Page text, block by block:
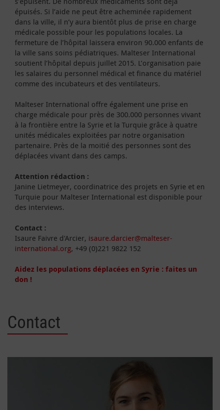
épuisés. Si l’aide ne peut être acheminée rapidement
dans la ville, il n’y aura bientôt plus de prise en charge
médicale possible pour les populations locales. La
fermeture de l’hôpital laissera environ 90.000 enfants de
la ville sans soins pédiatriques. Malteser International
soutient l’hôpital depuis juillet 2015. L’organisation paie
les salaires du personnel médical et finance du matériel
comme des incubateurs et des ventilateurs.
Malteser International offre également une prise en
charge médicale pour près de 300.000 personnes vivant
à la frontière entre la Syrie et la Turquie grâce à quatre
unités médicales exploitées par notre organisation
partenaire. Près de la moitié des personnes sont des
déplacées vivant dans des camps.
Attention rédaction :
Janine Lietmeyer, coordinatrice des projets en Syrie et en
Turquie pour Malteser International est disponible pour
des interviews.
Contact :
Isaure Faivre d'Arcier, isaure.darcier@malteser-
international.org, +49 (0)221 9822 152
Aidez les populations déplacées en Syrie : faites un
don !
Contact